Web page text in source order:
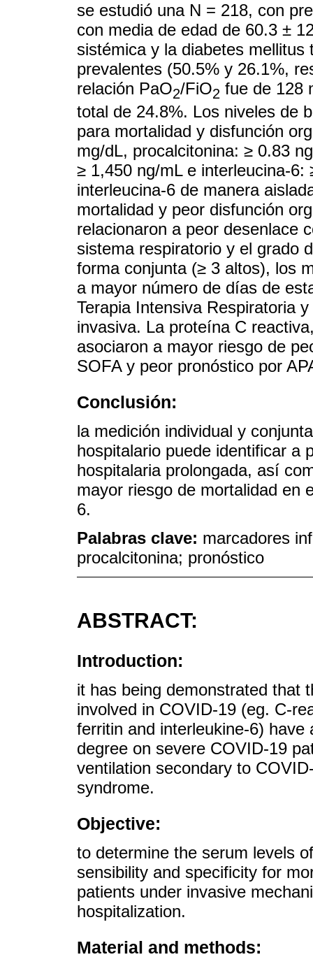
se estudió una N = 218, con
con media de edad de 60.3 ±
sistémica y la diabetes
prevalentes (50.5% y 26.1%,
relación PaO2/FiO2 fue de 128
total de 24.8%. Los niveles de
para mortalidad y disfunción
mg/dL, procalcitonina: ≥ 0.83
≥ 1,450 ng/mL e interleucina-
interleucina-6 de manera
mortalidad y peor disfunción
relacionaron a peor desenlace
sistema respiratorio y el grado
forma conjunta (≥ 3 altos), los
a mayor número de días de
Terapia Intensiva Respiratoria
invasiva. La proteína C
asociaron a mayor riesgo de
SOFA y peor pronóstico por
Conclusión:
la medición individual y
hospitalario puede identificar a
hospitalaria prolongada, así
mayor riesgo de mortalidad en
6.
Palabras clave: marcadores
procalcitonina; pronóstico
ABSTRACT:
Introduction:
it has being demonstrated that
involved in COVID-19 (eg. C-
ferritin and interleukine-6)
degree on severe COVID-19
ventilation secondary to
syndrome.
Objective:
to determine the serum levels
sensibility and specificity for
patients under invasive
hospitalization.
Material and methods: